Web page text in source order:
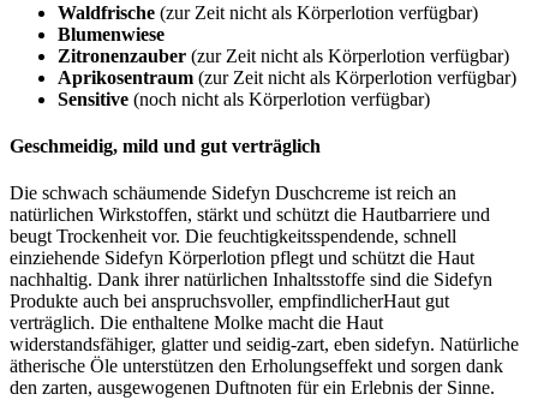
Waldfrische (zur Zeit nicht als Körperlotion verfügbar)
Blumenwiese
Zitronenzauber (zur Zeit nicht als Körperlotion verfügbar)
Aprikosentraum (zur Zeit nicht als Körperlotion verfügbar)
Sensitive (noch nicht als Körperlotion verfügbar)
Geschmeidig, mild und gut verträglich
Die schwach schäumende Sidefyn Duschcreme ist reich an
natürlichen Wirkstoffen, stärkt und schützt die Hautbarriere und
beugt Trockenheit vor. Die feuchtigkeitsspendende, schnell
einziehende Sidefyn Körperlotion pflegt und schützt die Haut
nachhaltig. Dank ihrer natürlichen Inhaltsstoffe sind die Sidefyn
Produkte auch bei anspruchsvoller, empfindlicherHaut gut
verträglich. Die enthaltene Molke macht die Haut
widerstandsfähiger, glatter und seidig-zart, eben sidefyn. Natürliche
ätherische Öle unterstützen den Erholungseffekt und sorgen dank
den zarten, ausgewogenen Duftnoten für ein Erlebnis der Sinne.